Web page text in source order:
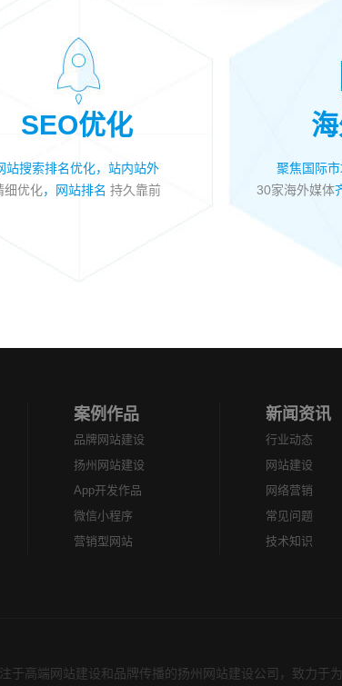
SEO优化
站搜索排名优化，站内站外
细优化，网站排名 持久靠前
聚焦国际市
30家海外媒体
案例作品
品牌网站建设
扬州网站建设
App开发作品
微信小程序
营销型网站
新闻资讯
行业动态
网站建设
网络营销
常见问题
技术知识
于高端网站建设和品牌传播的扬州网站建设公司，致力